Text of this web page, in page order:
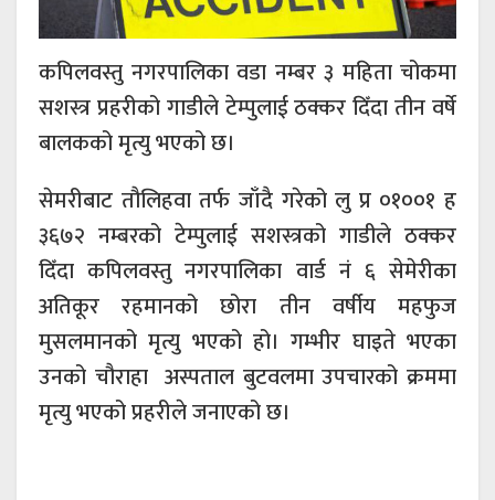
कपिलवस्तु नगरपालिका वडा नम्बर ३ महिता चोकमा
सशस्त्र प्रहरीको गाडीले टेम्पुलाई ठक्कर दिँदा तीन वर्षे
बालकको मृत्यु भएको छ।
सेमरीबाट तौलिहवा तर्फ जाँदै गरेको लु प्र ०१००१ ह
३६७२ नम्बरको टेम्पुलाई सशस्त्रको गाडीले ठक्कर
दिँदा कपिलवस्तु नगरपालिका वार्ड नं ६ सेमेरीका
अतिकूर रहमानको छोरा तीन वर्षीय महफुज
मुसलमानको मृत्यु भएको हो। गम्भीर घाइते भएका
उनको चौराहा अस्पताल बुटवलमा उपचारको क्रममा
मृत्यु भएको प्रहरीले जनाएको छ।